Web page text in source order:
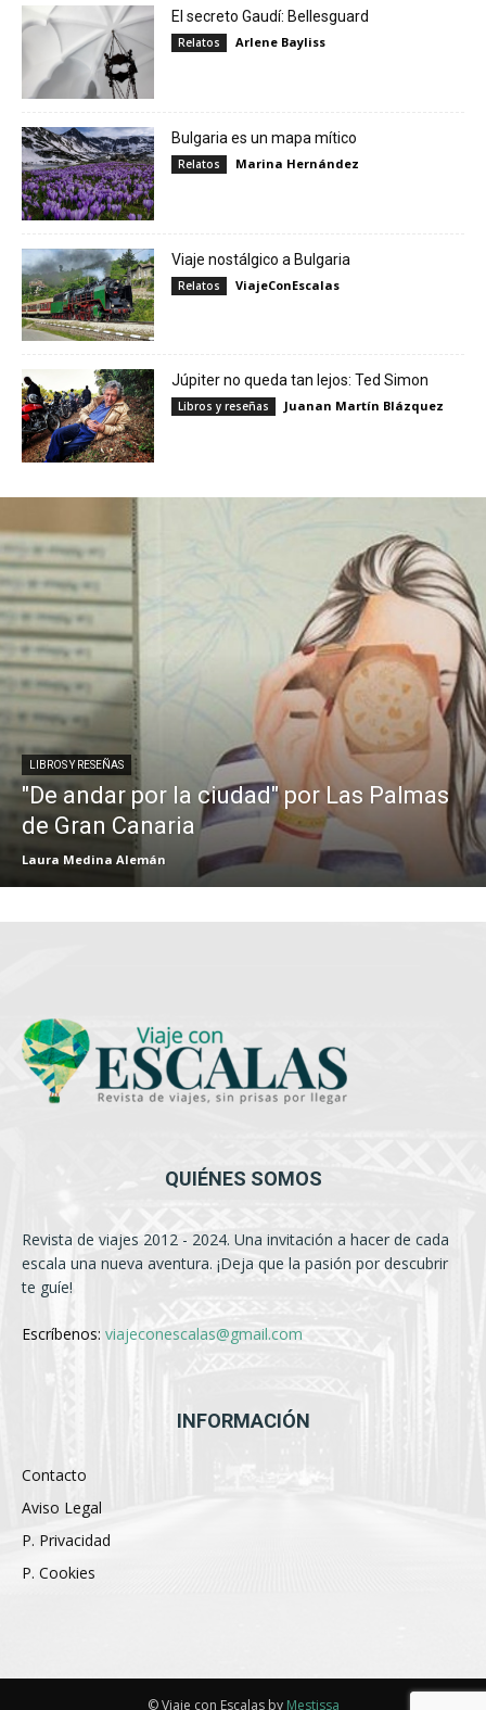
El secreto Gaudí: Bellesguard
Relatos Arlene Bayliss
Bulgaria es un mapa mítico
Relatos Marina Hernández
Viaje nostálgico a Bulgaria
Relatos ViajeConEscalas
Júpiter no queda tan lejos: Ted Simon
Libros y reseñas Juanan Martín Blázquez
LIBROS Y RESEÑAS
"De andar por la ciudad" por Las Palmas
de Gran Canaria
Laura Medina Alemán
QUIÉNES SOMOS
Revista de viajes 2012 - 2024. Una invitación a hacer de cada
escala una nueva aventura. ¡Deja que la pasión por descubrir
te guíe!
Escríbenos: viajeconescalas@gmail.com
INFORMACIÓN
Contacto
Aviso Legal
P. Privacidad
P. Cookies
© Viaje con Escalas by Mestissa